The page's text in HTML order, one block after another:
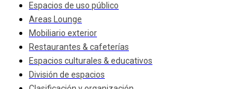
Espacios de uso público
Areas Lounge
Mobiliario exterior
Restaurantes & cafeterías
Espacios culturales & educativos
División de espacios